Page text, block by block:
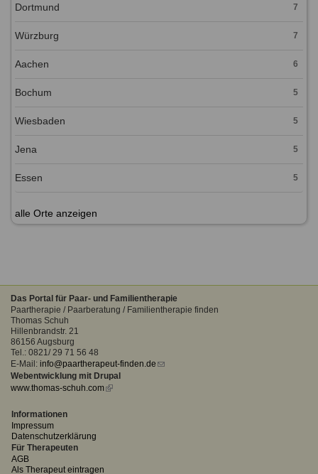
Dortmund 7
Würzburg 7
Aachen 6
Bochum 5
Wiesbaden 5
Jena 5
Essen 5
alle Orte anzeigen
Das Portal für Paar- und Familientherapie
Paartherapie / Paarberatung / Familientherapie finden
Thomas Schuh
Hillenbrandstr. 21
86156 Augsburg
Tel.: 0821/ 29 71 56 48
E-Mail: info@paartherapeut-finden.de (link
Webentwicklung mit Drupal
www.thomas-schuh.com(link
Informationen
Impressum
Datenschutzerklärung
Für Therapeuten
AGB
Als Therapeut eintragen